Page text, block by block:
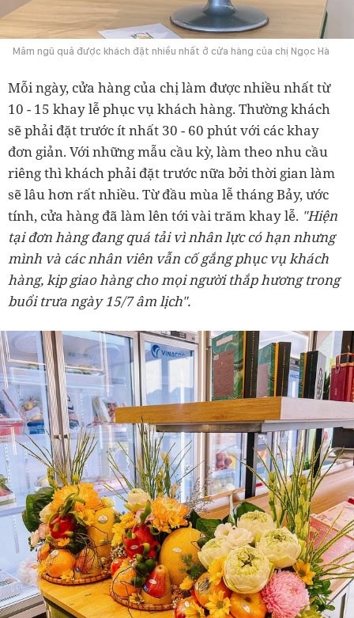
Mâm ngũ quả được khách đặt nhiều nhất ở cửa hàng của chị Ngọc Hà
Mỗi ngày, cửa hàng của chị làm được nhiều nhất từ
10 - 15 khay lễ phục vụ khách hàng. Thường khách
sẽ phải đặt trước ít nhất 30 - 60 phút với các khay
đơn giản. Với những mẫu cầu kỳ, làm theo nhu cầu
riêng thì khách phải đặt trước nữa bởi thời gian làm
sẽ lâu hơn rất nhiều. Từ đầu mùa lễ tháng Bảy, ước
tính, cửa hàng đã làm lên tới vài trăm khay lễ. "Hiện
tại đơn hàng đang quá tải vì nhân lực có hạn nhưng
mình và các nhân viên vẫn cố gắng phục vụ khách
hàng, kịp giao hàng cho mọi người thắp hương trong
buổi trưa ngày 15/7 âm lịch".